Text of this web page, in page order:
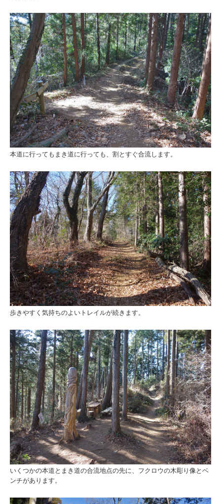
本道に行ってもまき道に行っても、割とすぐ合流します。
歩きやすく気持ちのよいトレイルが続きます。
いくつかの本道とまき道の合流地点の先に、フクロウの木彫り像とベ
ンチがあります。